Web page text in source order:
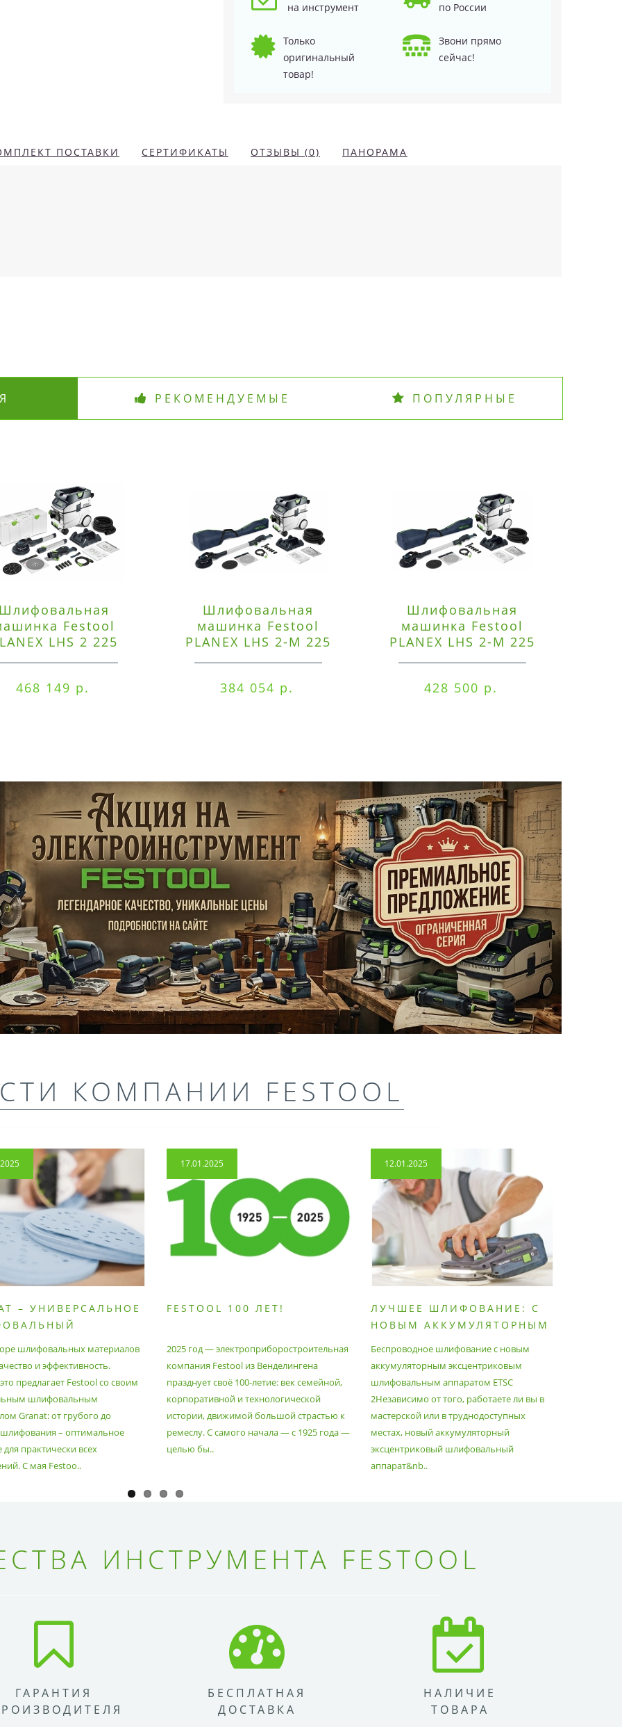
на инструмент
по России
Только
оригинальный
товар!
Звони прямо
сейчас!
ПОСТАВКИ СЕРТИФИКАТЫ ОТЗЫВЫ (0) ПАНОРАМА
РЕКОМЕНДУЕМЫЕ ПОПУЛЯРНЫЕ
Festool
LHS 2 225
468 149 р.
Шлифовальная
машинка Festool
PLANEX LHS 2-M 225
384 054 р.
Шлифовальная
машинка Festool
PLANEX LHS 2-M 225
428 500 р.
КОМПАНИИ FESTOOL
– УНИВЕРСАЛЬНОЕ
шлифовальных материалов
и эффективность.
предлагает Festool со своим
шлифовальным
Granat: от грубого до
– оптимальное
практически всех
С мая Festoo..
17.01.2025
FESTOOL 100 ЛЕТ!
2025 год — электроприборостроительная
компания Festool из Венделингена
празднует своё 100-летие: век семейной,
корпоративной и технологической
истории, движимой большой страстью к
ремеслу. С самого начала — с 1925 года —
целью бы..
12.01.2025
ЛУЧШЕЕ ШЛИФОВАНИЕ: С
НОВЫМ АККУМУЛЯТОРНЫМ
АППАРАТОМ ETSC2
Беспроводное шлифование с новым
аккумуляторным эксцентриковым
шлифовальным аппаратом ETSC
2Независимо от того, работаете ли вы в
мастерской или в труднодоступных
местах, новый аккумуляторный
эксцентриковый шлифовальный
аппарат&nb..
ИНСТРУМЕНТА FESTOOL
ГАРАНТИЯ
БЕСПЛАТНАЯ
ДОСТАВКА
НАЛИЧИЕ
ТОВАРА